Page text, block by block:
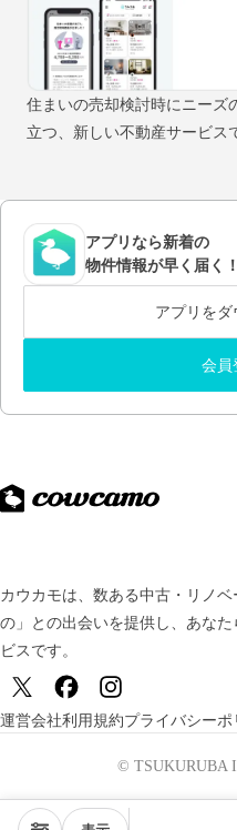
住まいの売却検討時にニーズ
立つ、新しい不動産サービス
アプリなら新着の
物件情報が早く届く！
アプリをダ
会員
カウカモは、数ある中古・リノ
の」との出会いを提供し、 あなた
ビスです。
運営会社利用規約プライバシーポ
© TSUKURUBA